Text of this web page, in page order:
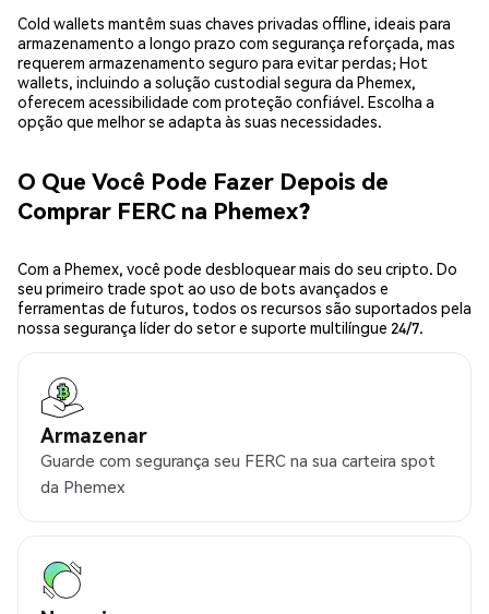
Cold wallets mantêm suas chaves privadas offline, ideais para
armazenamento a longo prazo com segurança reforçada, mas
requerem armazenamento seguro para evitar perdas; Hot
wallets, incluindo a solução custodial segura da Phemex,
oferecem acessibilidade com proteção confiável. Escolha a
opção que melhor se adapta às suas necessidades.
O Que Você Pode Fazer Depois de
Comprar FERC na Phemex?
Com a Phemex, você pode desbloquear mais do seu cripto. Do
seu primeiro trade spot ao uso de bots avançados e
ferramentas de futuros, todos os recursos são suportados pela
nossa segurança líder do setor e suporte multilíngue 24/7.
Armazenar
Guarde com segurança seu FERC na sua carteira spot
da Phemex